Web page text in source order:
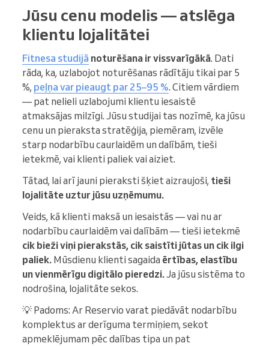
Jūsu cenu modelis — atslēga
klientu lojalitātei
Fitnesa studijā noturēšana ir vissvarīgākā. Dati
rāda, ka, uzlabojot noturēšanas rādītāju tikai par 5
%, peļņa var pieaugt par 25–95 %. Citiem vārdiem
— pat nelieli uzlabojumi klientu iesaistē
atmaksājas milzīgi. Jūsu studijai tas nozīmē, ka jūsu
cenu un pieraksta stratēģija, piemēram, izvēle
starp nodarbību caurlaidēm un dalībām, tieši
ietekmē, vai klienti paliek vai aiziet.
Tātad, lai arī jauni pieraksti šķiet aizraujoši, tieši
lojalitāte uztur jūsu uzņēmumu.
Veids, kā klienti maksā un iesaistās — vai nu ar
nodarbību caurlaidēm vai dalībām — tieši ietekmē
cik bieži viņi pierakstās, cik saistīti jūtas un cik ilgi
paliek. Mūsdienu klienti sagaida ērtības, elastību
un vienmērīgu digitālo pieredzi.Ja jūsu sistēma to
nodrošina, lojalitāte sekos.
💡 Padoms: Ar Reservio varat piedāvāt nodarbību
komplektus ar derīguma termiņiem, sekot
apmeklējumam pēc dalības tipa un pat